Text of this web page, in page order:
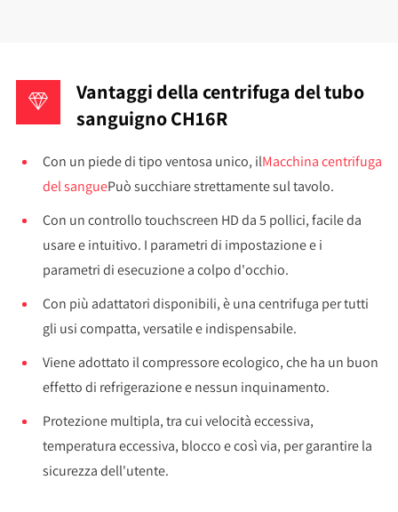
Vantaggi della centrifuga del tubo
sanguigno CH16R
Con un piede di tipo ventosa unico, ilMacchina centrifuga
del sanguePuò succhiare strettamente sul tavolo.
Con un controllo touchscreen HD da 5 pollici, facile da
usare e intuitivo. I parametri di impostazione e i
parametri di esecuzione a colpo d'occhio.
Con più adattatori disponibili, è una centrifuga per tutti
gli usi compatta, versatile e indispensabile.
Viene adottato il compressore ecologico, che ha un buon
effetto di refrigerazione e nessun inquinamento.
Protezione multipla, tra cui velocità eccessiva,
temperatura eccessiva, blocco e così via, per garantire la
sicurezza dell'utente.